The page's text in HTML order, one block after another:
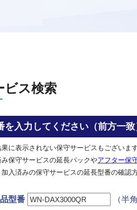
ビス検索
を入力してください（前方一致
に表示されない保守サービスもございます
み保守サービスの延長パックやアフター保
加入済みの保守サービスの延長型番の確認
型番 （半